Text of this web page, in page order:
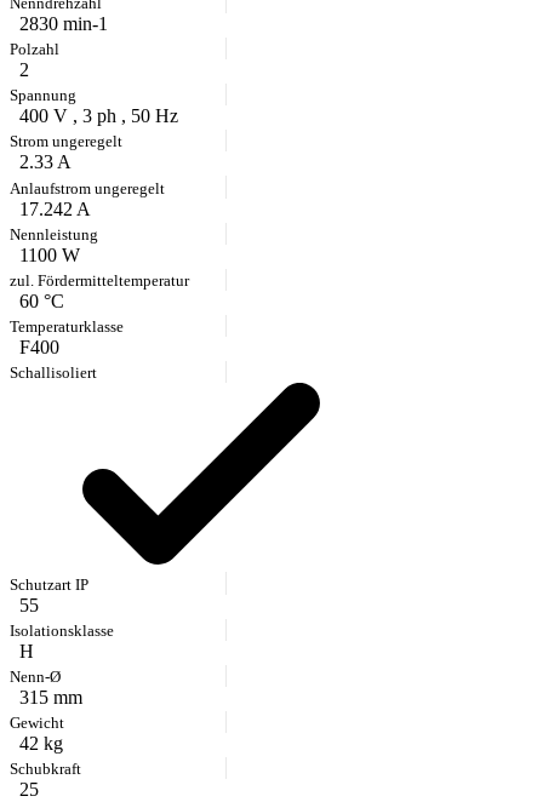
2830 min-1
2
400 V , 3 ph , 50 Hz
2.33 A
17.242 A
1100 W
60 °C
F400
55
H
315 mm
42 kg
25